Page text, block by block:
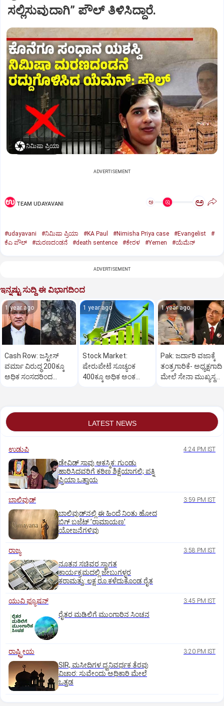
ಸಲ್ಲಿಸುವುದಾಗಿ” ಪೌಲ್‌ ತಿಳಿಸಿದ್ದಾರೆ.
ನಿಮಿಷಾ ಪ್ರಿಯಾ
ADVERTISEMENT
TEAM UDAYAVANI ಅ ಅ
#udayavani #ನಿಮಿಷಾ ಪ್ರಿಯಾ #KA Paul #Nimisha Priya case #Evangelist
#
ಕೆಎ ಪೌಲ್
#ಮರಣದಂಡನೆ #death sentence #ಕೇರಳ #Yemen #ಯೆಮೆನ್‌
ADVERTISEMENT
ಇನ್ನಷ್ಟು ಸುದ್ದಿ ಈ ವಿಭಾಗದಿಂದ
1 year ago
Cash Row: ಜಸ್ಟೀಸ್‌
ವರ್ಮಾ ವಿರುದ್ಧ 200ಕ್ಕೂ
ಅಧಿಕ ಸಂಸದರಿಂದ
1 year ago
Stock Market:
ಷೇರುಪೇಟೆ ಸೂಚ್ಯಂಕ
400ಕ್ಕೂ ಅಧಿಕ ಅಂಕ
1 year ago
Pak: ಜರ್ದಾರಿ ವಜಾಕ್ಕೆ
ತಂತ್ರಗಾರಿಕೆ- ಅಧ್ಯಕ್ಷಗಾದಿ
ಮೇಲೆ ಸೇನಾ ಮುಖ್ಯಸ್ಥ
LATEST NEWS
ಉಡುಪಿ 4:24 PM IST
ಡೇವಿಡ್ ಸಾವು ಆಕಸ್ಮಿಕ: ಗುಂಡು
ಹಾರಿಸಿದವರಿಗೆ ಕಠಿಣ ಶಿಕ್ಷೆಯಾಗಲಿ; ಪತ್ನಿ
ಪ್ರಿಯಾ ಒತ್ತಾಯ
ಬಾಲಿವುಡ್‌ 3:59 PM IST
ಬಾಲಿವುಡ್‌ನಲ್ಲಿ ಈ ಹಿಂದೆ ನಿಂತು ಹೋದ
ಬಿಗ್‌ ಬಜೆಟ್ ʼರಾಮಾಯಣʼ‌
ಯೋಜನೆಗಳಿವು
ರಾಜ್ಯ 3:58 PM IST
ನೂತನ ಸಚಿವರ ಸ್ವಾಗತ
ಕಾರ್ಯಕ್ರಮದಲ್ಲಿ ಜೇಬುಗಳ್ಳರ
ಕರಾಮತ್ತು: ಲಕ್ಷ ರೂ.ಕಳೆದುಕೊಂಡ ರೈತ
ಯುವಿ ಫ್ಯೂಷನ್ 3:45 PM IST
ರೈತರ ಮಡಿಲಿಗೆ ಮುಂಗಾರಿನ ಸಿಂಚನ
ರಾಷ್ಟ್ರೀಯ 3:20 PM IST
SIR, ಮಸೀದಿಗಳ ಧ್ವನಿವರ್ಧಕ ತೆರವು
ವಿಚಾರ: ಸುವೇಂದು ಅಧಿಕಾರಿ ಮೇಲೆ
ಒತ್ತಡ